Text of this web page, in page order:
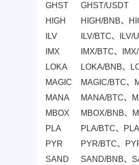
GHST
GHST/USDT
HIGH
HIGH/BNB、
ILV
ILV/BTC、ILV/
IMX
IMX/BTC、
LOKA
LOKA/BNB、
MAGIC
MAGIC/BTC、
MANA
MANA/BTC、
MBOX
MBOX/BNB、
PLA
PLA/BTC、
PYR
PYR/BTC、
SAND
SAND/BNB、